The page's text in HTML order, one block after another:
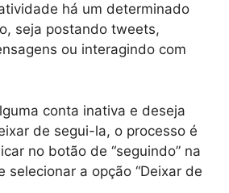
há um determinado
seja postando tweets,
ou interagindo com
conta inativa e deseja
de segui-la, o processo é
no botão de “seguindo” na
selecionar a opção “Deixar de